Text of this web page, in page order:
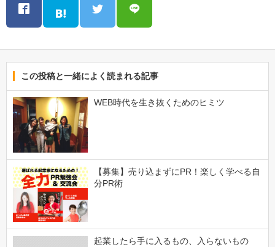
この投稿と一緒によく読まれる記事
WEB時代を生き抜くためのヒミツ
【募集】売り込まずにPR！楽しく学べる自
分PR術
起業したら手に入るもの、入らないもの